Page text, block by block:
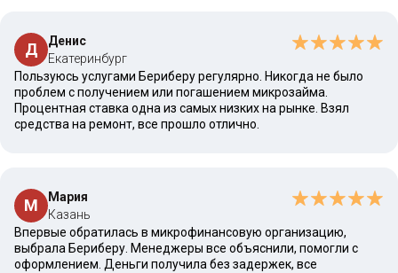
Д
Денис
Екатеринбург
Пользуюсь услугами Бериберу регулярно. Никогда не было
проблем с получением или погашением микрозайма.
Процентная ставка одна из самых низких на рынке. Взял
средства на ремонт, все прошло отлично.
М
Мария
Казань
Впервые обратилась в микрофинансовую организацию,
выбрала Бериберу. Менеджеры все объяснили, помогли с
оформлением. Деньги получила без задержек, все